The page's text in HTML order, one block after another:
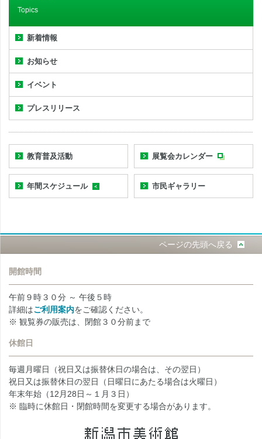
Topics
新着情報
お知らせ
イベント
プレスリリース
教育普及活動 展覧会カレンダー
年間スケジュール 市民ギャラリー
ページの先頭へ戻る
開館時間
午前９時３０分 ～ 午後５時
詳細はご利用案内をご確認ください。
※ 観覧券の販売は、閉館３０分前まで
休館日
毎週月曜日（祝日又は振替休日の場合は、その翌日）
祝日又は振替休日の翌日（日曜日にあたる場合は火曜日）
年末年始（12月28日～１月３日）
※ 臨時に休館日・閉館時間を変更する場合があります。